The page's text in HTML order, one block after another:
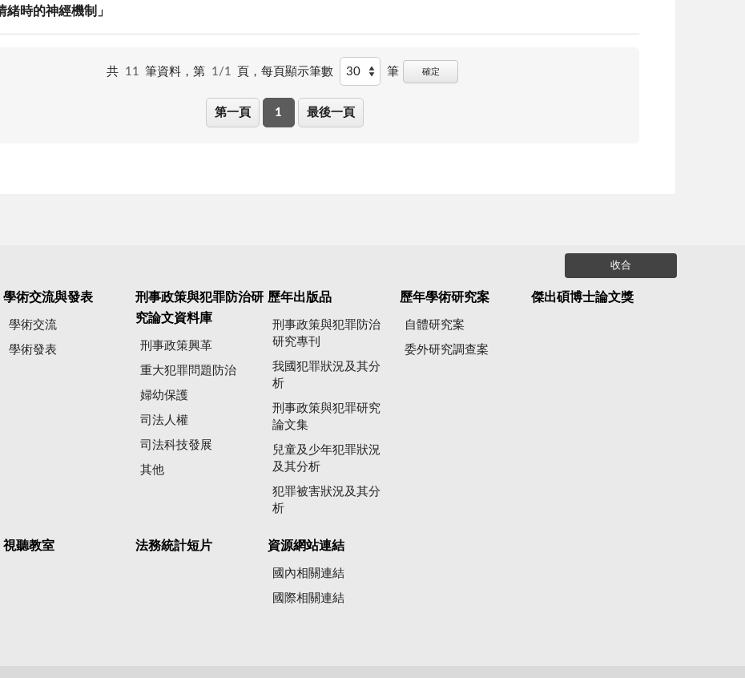
緒時的神經機制」
共 11 筆資料，第 1/1 頁，每頁顯示筆數 筆 確定
第一頁 1 最後一頁
收合
學術交流與發表
學術交流
學術發表
刑事政策與犯罪防治研
究論文資料庫
刑事政策興革
重大犯罪問題防治
婦幼保護
司法人權
司法科技發展
其他
歷年出版品
刑事政策與犯罪防治
研究專刊
我國犯罪狀況及其分
析
刑事政策與犯罪研究
論文集
兒童及少年犯罪狀況
及其分析
犯罪被害狀況及其分
析
歷年學術研究案
自體研究案
委外研究調查案
傑出碩博士論文獎
視聽教室 法務統計短片 資源網站連結
國內相關連結
國際相關連結